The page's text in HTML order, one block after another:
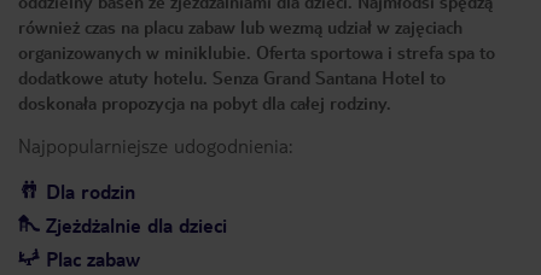
również czas na placu zabaw lub wezmą udział w zajęciach
organizowanych w miniklubie. Oferta sportowa i strefa spa to
dodatkowe atuty hotelu. Senza Grand Santana Hotel to
doskonała propozycja na pobyt dla całej rodziny.
Najpopularniejsze udogodnienia:
Dla rodzin
Zjeżdżalnie dla dzieci
Plac zabaw